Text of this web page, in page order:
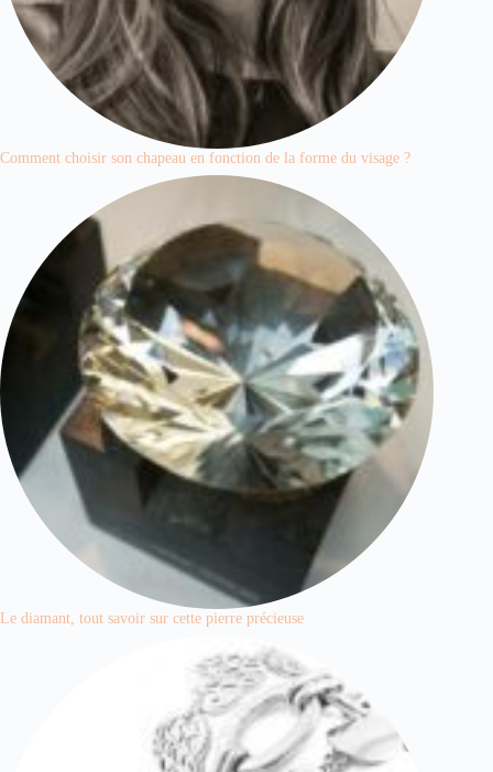
Comment choisir son chapeau en fonction de la forme du visage ?
Le diamant, tout savoir sur cette pierre précieuse